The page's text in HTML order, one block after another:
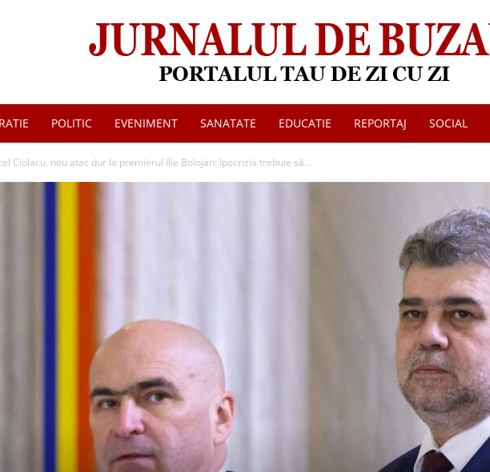
Jurnalul
POLITIC EVENIMENT SANATATE EDUCATIE REPORTAJ SOCIAL
Ciolacu, nou atac dur la premierul Ilie Bolojan: Ipocrizia trebuie să...